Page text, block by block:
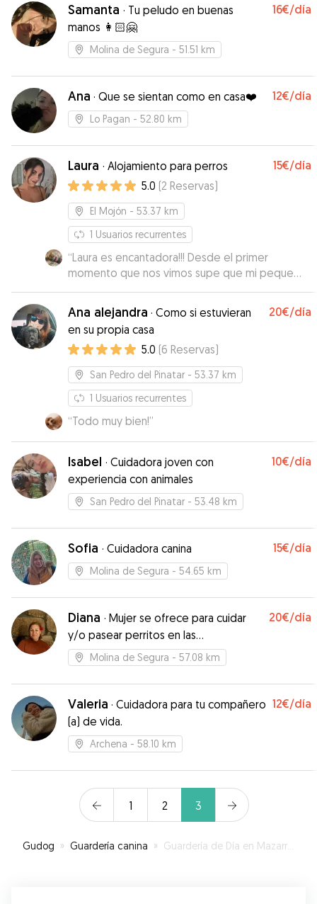
Samanta · Tu peludo en buenas
manos 👩🏻🤗
16€/día
Molina de Segura - 51.51 km
Ana · Que se sientan como en casa❤️ 12€/día
Lo Pagan - 52.80 km
Laura · Alojamiento para perros 15€/día
5.0 (2 Reservas)
El Mojón - 53.37 km
1 Usuarios recurrentes
“Laura es encantadora!!! Desde el primer
momento que nos vimos supe que mi peque
estaría feliz y cuidado … Nos a tenido
informados de cómo estaba disfrutando con msj
, fotos y vídeos Estamos muy contentos y
agradecidos porque Nano a estado sin duda
súper feliz … Mil gracias Laura , eres un sol 🥰😘
🐶”
Ana alejandra · Como si estuvieran
en su propia casa
20€/día
5.0 (6 Reservas)
San Pedro del Pinatar - 53.37 km
1 Usuarios recurrentes
“Todo muy bien!”
Isabel · Cuidadora joven con
experiencia con animales
10€/día
San Pedro del Pinatar - 53.48 km
Sofia · Cuidadora canina 15€/día
Molina de Segura - 54.65 km
Diana · Mujer se ofrece para cuidar
y/o pasear perritos en las
urbanizaciones de Molina
20€/día
Molina de Segura - 57.08 km
Valeria · Cuidadora para tu compañero
(a) de vida.
12€/día
Archena - 58.10 km
1 2 3
Gudog » Guardería canina » Guardería de Día en Mazarrón